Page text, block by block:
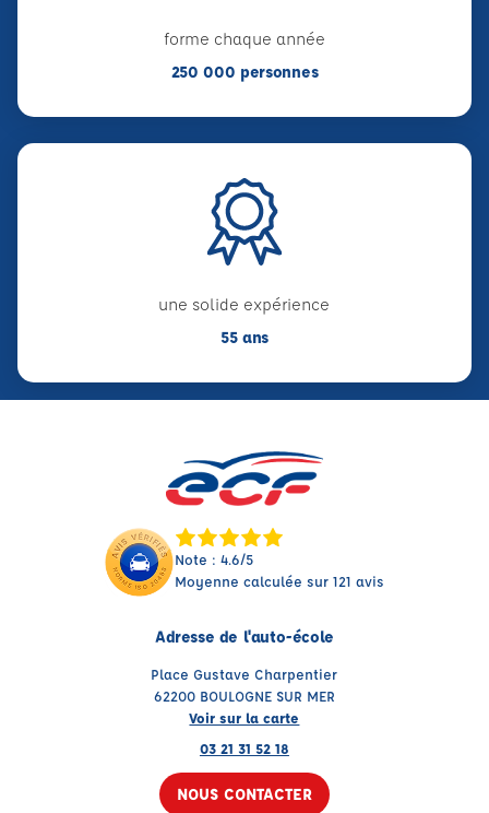
forme chaque année
250 000 personnes
une solide expérience
55 ans
Note : 4.6/5
Moyenne calculée sur 121 avis
Adresse de l'auto-école
Place Gustave Charpentier
62200 BOULOGNE SUR MER
Voir sur la carte
03 21 31 52 18
NOUS CONTACTER